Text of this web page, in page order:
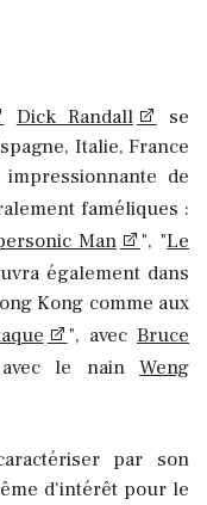
Dick Randall
se
Italie, France
de
faméliques :
Man ", "Le
également dans
Kong comme aux
", avecBruce
le nain Weng
par son
d'intérêt pour le